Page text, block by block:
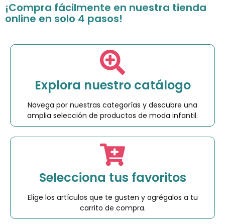
¡Compra fácilmente en nuestra tienda
online en solo 4 pasos!
Explora nuestro catálogo
Navega por nuestras categorías y descubre una
amplia selección de productos de moda infantil.
Selecciona tus favoritos
Elige los artículos que te gusten y agrégalos a tu
carrito de compra.